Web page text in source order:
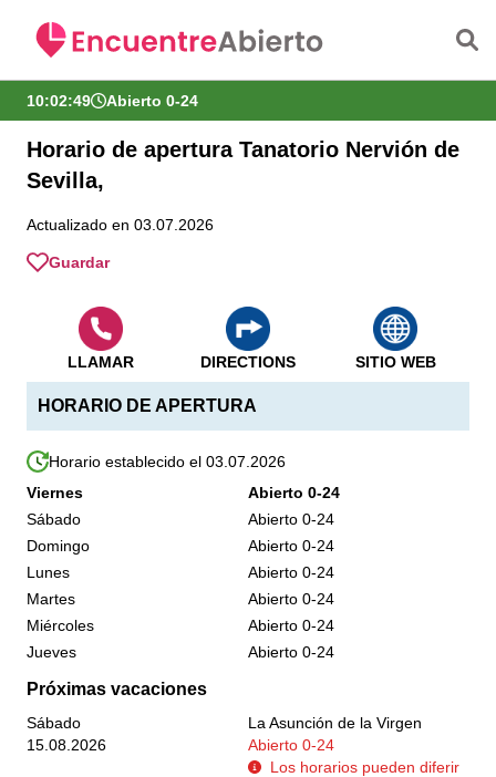
10:02:50 Abierto 0-24
Horario de apertura Tanatorio Nervión de
Sevilla,
Actualizado en 03.07.2026
Guardar
HORARIO DE APERTURA
Horario establecido el 03.07.2026
Viernes
Abierto 0-24
Sábado
Abierto 0-24
Domingo
Abierto 0-24
Lunes
Abierto 0-24
Martes
Abierto 0-24
Miércoles
Abierto 0-24
Jueves
Abierto 0-24
Próximas vacaciones
Sábado
La Asunción de la Virgen
15.08.2026
Abierto 0-24
Los horarios pueden diferir
LLAMAR DIRECTIONS SITIO WEB